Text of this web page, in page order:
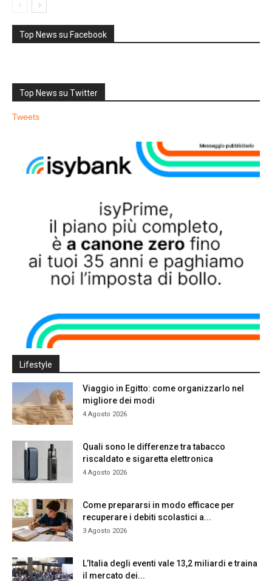
Top News su Facebook
Top News su Twitter
Tweets
Lifestyle
Viaggio in Egitto: come organizzarlo nel
migliore dei modi
4 Agosto 2026
Quali sono le differenze tra tabacco
riscaldato e sigaretta elettronica
4 Agosto 2026
Come prepararsi in modo efficace per
recuperare i debiti scolastici a...
3 Agosto 2026
L’Italia degli eventi vale 13,2 miliardi e traina
il mercato dei...